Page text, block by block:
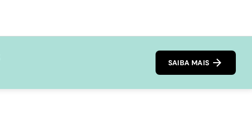
SAIBA MAIS